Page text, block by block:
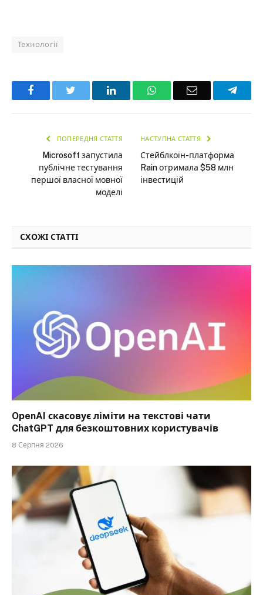
Технології
Facebook LinkedInWhatsAppEmail
ПОПЕРЕДНЯ СТАТТЯ
Microsoft запустила
публічне тестування
першої власної мовної
моделі
НАСТУПНА СТАТТЯ
Стейблкоїн-платформа
Rain отримала $58 млн
інвестицій
СХОЖІ СТАТТІ
OpenAI скасовує ліміти на текстові чати
ChatGPT для безкоштовних користувачів
8 Серпня 2026